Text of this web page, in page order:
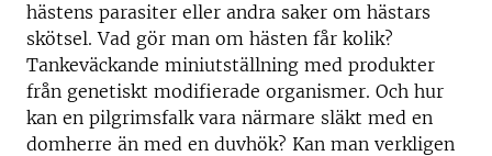
hästens parasiter eller andra saker om hästars
skötsel. Vad gör man om hästen får kolik?
Tankeväckande miniutställning med produkter
från genetiskt modifierade organismer. Och hur
kan en pilgrimsfalk vara närmare släkt med en
domherre än med en duvhök? Kan man verkligen